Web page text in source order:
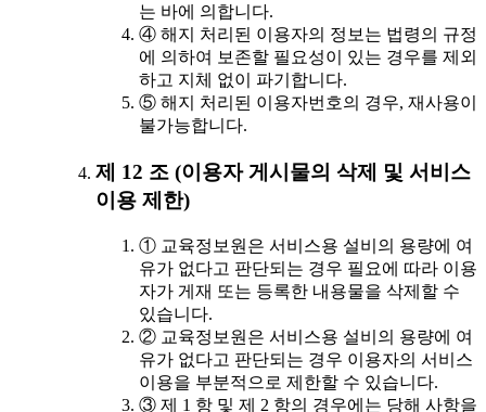
는 바에 의합니다.
④ 해지 처리된 이용자의 정보는 법령의 규정
에 의하여 보존할 필요성이 있는 경우를 제외
하고 지체 없이 파기합니다.
⑤ 해지 처리된 이용자번호의 경우, 재사용이
불가능합니다.
제 12 조 (이용자 게시물의 삭제 및 서비스
이용 제한)
① 교육정보원은 서비스용 설비의 용량에 여
유가 없다고 판단되는 경우 필요에 따라 이용
자가 게재 또는 등록한 내용물을 삭제할 수
있습니다.
② 교육정보원은 서비스용 설비의 용량에 여
유가 없다고 판단되는 경우 이용자의 서비스
이용을 부분적으로 제한할 수 있습니다.
③ 제 1 항 및 제 2 항의 경우에는 당해 사항을